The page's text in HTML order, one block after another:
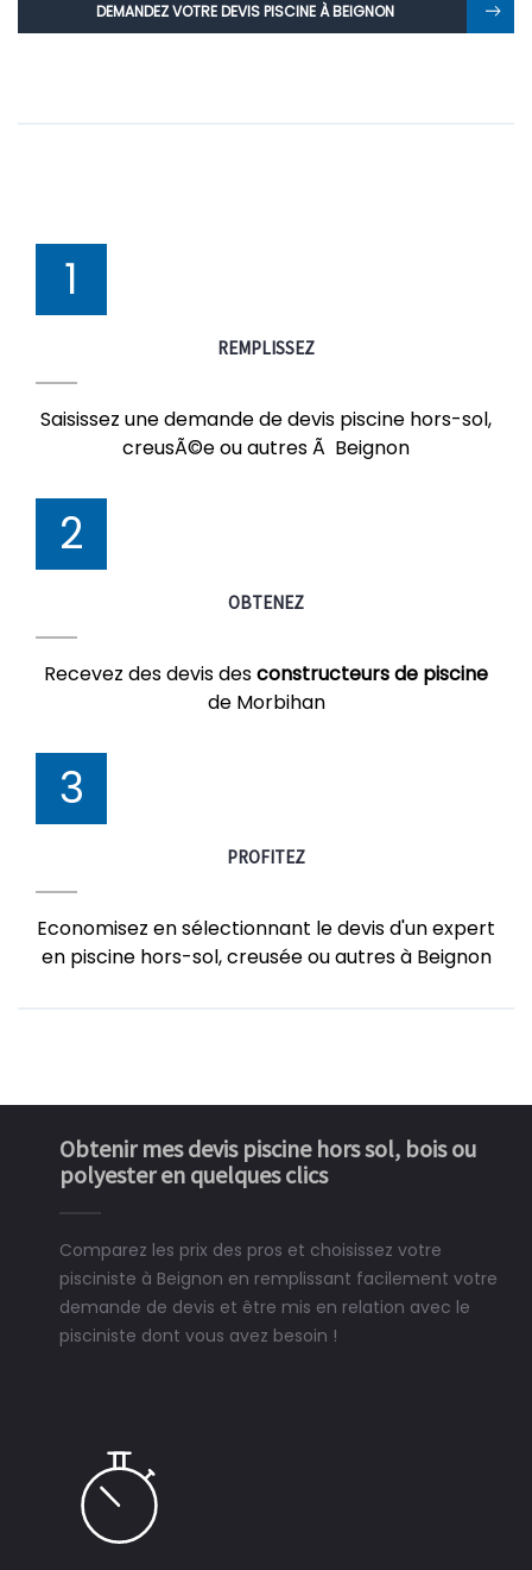
DEMANDEZ VOTRE DEVIS PISCINE À BEIGNON
1
REMPLISSEZ
Saisissez une demande de devis piscine hors-sol,
creusÃ©e ou autres Ã Beignon
2
OBTENEZ
Recevez des devis desconstructeurs de piscine
de Morbihan
3
PROFITEZ
Economisez en sélectionnant le devis d'un expert
en piscine hors-sol, creusée ou autres à Beignon
Obtenir mes devis piscine hors sol, bois ou
polyester en quelques clics
Comparez les prix des pros et choisissez votre
pisciniste à Beignon en remplissant facilement votre
demande de devis et être mis en relation avec le
pisciniste dont vous avez besoin !